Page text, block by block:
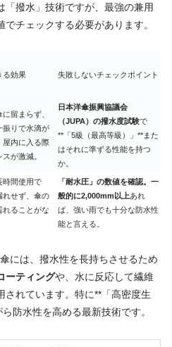
「撥水」技術ですが、最強の兼用
チェックする必要があります。
る効果 失敗しないチェックポイント
留まらず、
振りで水滴が
屋内に入る際
が激減。
日本洋傘振興協議会
（JUPA）の撥水度試験で
**「5級（最高等級）」**また
はそれに準ずる性能を持つ
か。
時間使用で
れせず、傘の
れることがな
「耐水圧」の数値を確認。一
般的に2,000mm以上あれ
ば、強い雨でも十分な防水性
能と言える。
には、撥水性を長持ちさせるため
ーティングや、水に反応して繊維
されています。特に**「高密度生
防水性を高める最新技術です。